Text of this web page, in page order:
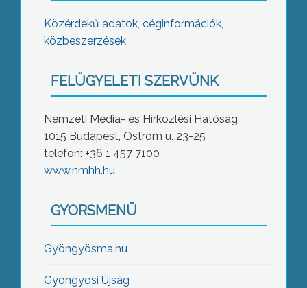
Közérdekű adatok, céginformációk,
közbeszerzések
FELÜGYELETI SZERVÜNK
Nemzeti Média- és Hírközlési Hatóság
1015 Budapest, Ostrom u. 23-25
telefon: +36 1 457 7100
www.nmhh.hu
GYORSMENÜ
Gyöngyösma.hu
Gyöngyösi Újság